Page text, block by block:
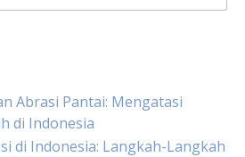
Abrasi Pantai: Mengatasi
di Indonesia
di Indonesia: Langkah-Langkah